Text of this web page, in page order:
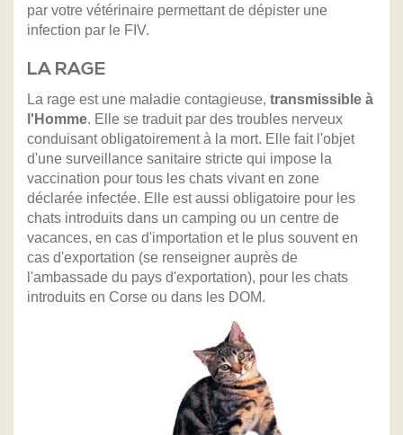
par votre vétérinaire permettant de dépister une
infection par le FIV.
LA RAGE
La rage est une maladie contagieuse, transmissible à
l'Homme. Elle se traduit par des troubles nerveux
conduisant obligatoirement à la mort. Elle fait l'objet
d'une surveillance sanitaire stricte qui impose la
vaccination pour tous les chats vivant en zone
déclarée infectée. Elle est aussi obligatoire pour les
chats introduits dans un camping ou un centre de
vacances, en cas d'importation et le plus souvent en
cas d'exportation (se renseigner auprès de
l'ambassade du pays d'exportation), pour les chats
introduits en Corse ou dans les DOM.